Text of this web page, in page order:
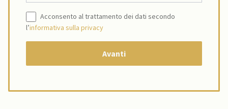
Acconsento al trattamento dei dati secondo
l’informativa sulla privacy